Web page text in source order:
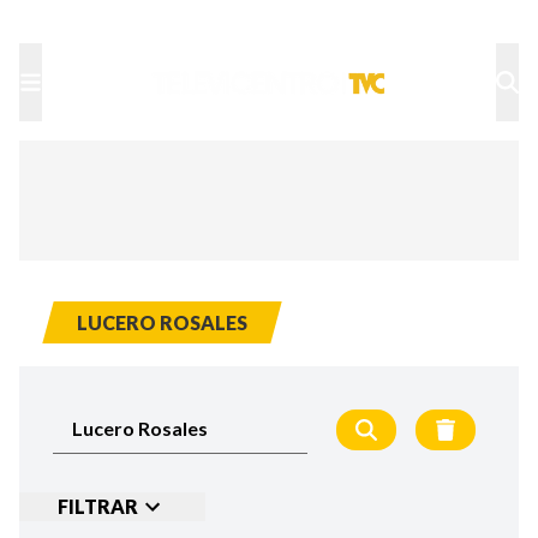
LUCERO ROSALES
FILTRAR